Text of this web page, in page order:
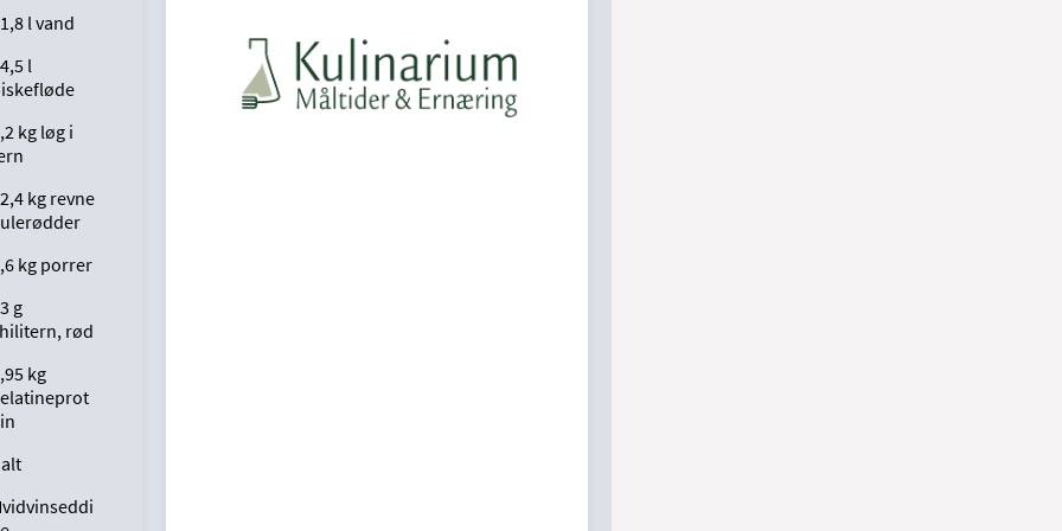
l vand
l
kg løg i
kg revne
kg porrer
g
rød
kg